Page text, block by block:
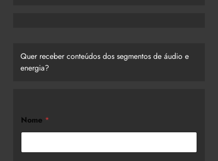
Quer receber conteúdos dos segmentos de áudio e
energia?
Nome *